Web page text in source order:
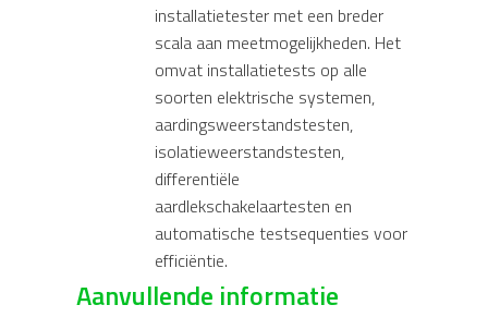
installatietester met een breder
scala aan meetmogelijkheden. Het
omvat installatietests op alle
soorten elektrische systemen,
aardingsweerstandstesten,
isolatieweerstandstesten,
differentiële
aardlekschakelaartesten en
automatische testsequenties voor
efficiëntie.
Aanvullende informatie